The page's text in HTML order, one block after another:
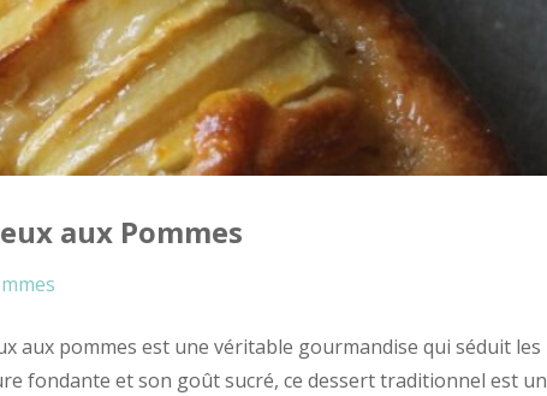
aux Pommes
aux pommes est une véritable gourmandise qui séduit les
fondante et son goût sucré, ce dessert traditionnel est un